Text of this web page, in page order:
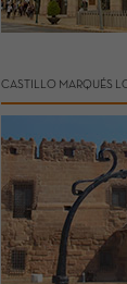
CASTILLO MARQUÉS